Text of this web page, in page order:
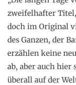
zweifelhafter Titel,
doch im Original
des Ganzen, der
erzählen keine
ab, aber auch hier
überall auf der